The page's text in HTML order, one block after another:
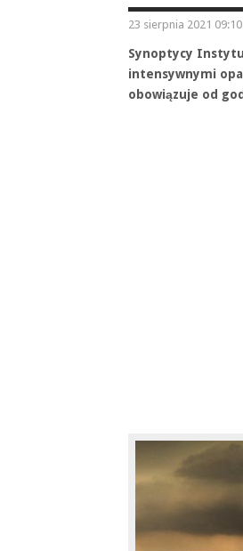
23 sierpnia 2021 09:10
Synoptycy
intensywnymi
obowiązuje od